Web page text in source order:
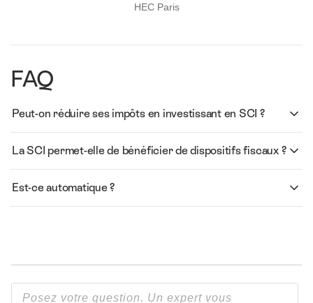
HEC Paris
FAQ
Peut-on réduire ses impôts en investissant en SCI ?
La SCI permet-elle de bénéficier de dispositifs fiscaux ?
Est-ce automatique ?